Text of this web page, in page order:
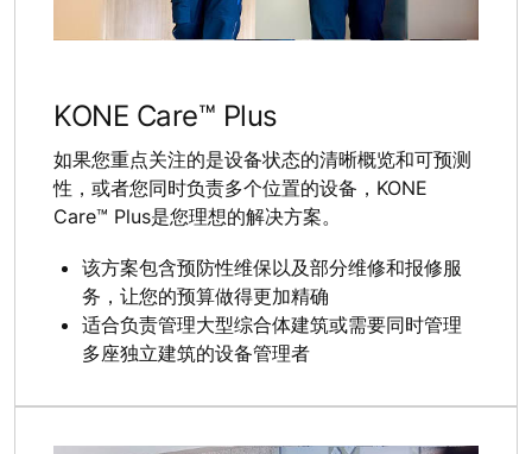
KONE Care™ Plus
如果您重点关注的是设备状态的清晰概览和可预测
性，或者您同时负责多个位置的设备，KONE
Care™ Plus是您理想的解决方案。
该方案包含预防性维保以及部分维修和报修服
务，让您的预算做得更加精确
适合负责管理大型综合体建筑或需要同时管理
多座独立建筑的设备管理者